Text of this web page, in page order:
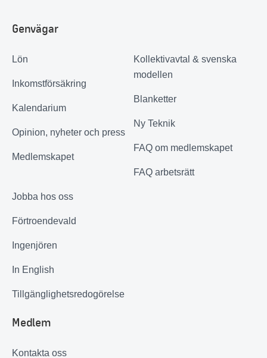
Genvägar
Lön
Inkomstförsäkring
Kalendarium
Opinion, nyheter och press
Medlemskapet
Kollektivavtal & svenska
modellen
Blanketter
Ny Teknik
FAQ om medlemskapet
FAQ arbetsrätt
Jobba hos oss
Förtroendevald
Ingenjören
In English
Tillgänglighetsredogörelse
Medlem
Kontakta oss